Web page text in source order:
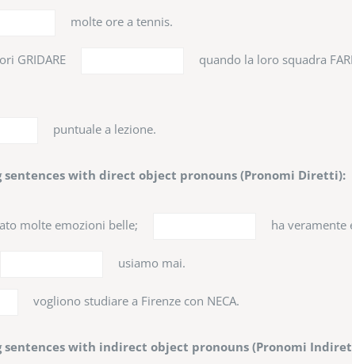
molte ore a tennis.
GRIDARE
quando la loro squadra
puntuale a lezione.
sentences with direct object pronouns (Pronomi Diretti):
molte emozioni belle; ha veramente
usiamo mai.
vogliono studiare a Firenze con NECA.
sentences with indirect object pronouns (Pronomi